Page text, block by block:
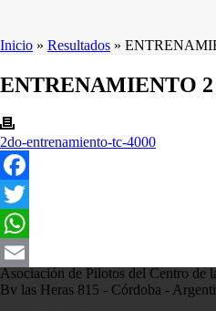
Inicio » Resultados »
ENTRENAMIENTO 2
2do-entrenamiento-tc-4000
Facebook
Twitter
WhatsApp
Email
Asociación de Pilotos del Centro de
Bv las Heras 815 - Córdoba -